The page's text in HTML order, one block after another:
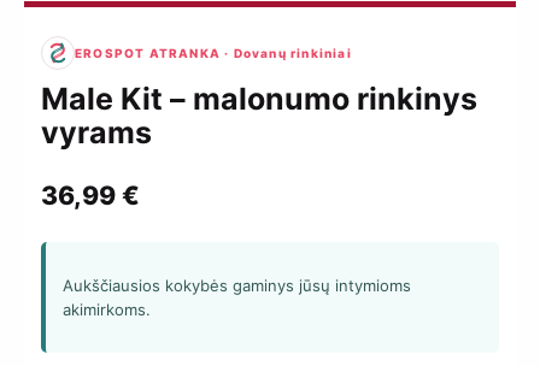
EROSPOT ATRANKA · Dovanų rinkiniai
Male Kit – malonumo rinkinys
vyrams
36,99€
Aukščiausios kokybės gaminys jūsų intymioms
akimirkoms.